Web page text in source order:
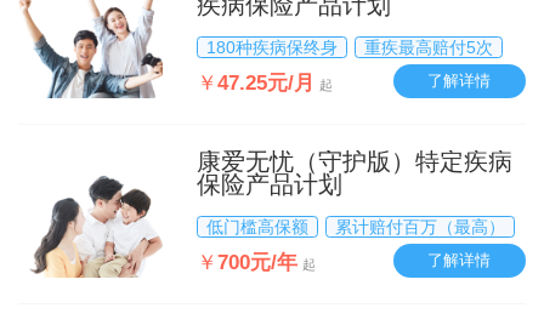
180种疾病保终身 重疾最高赔付5次
￥47.25元/月 起 了解详情
康爱无忧（守护版）特定疾病
保险产品计划
低门槛高保额 累计赔付百万（最高）
￥700元/年 起 了解详情